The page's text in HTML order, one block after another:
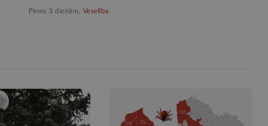
Pirms 3 dienām, Veselība